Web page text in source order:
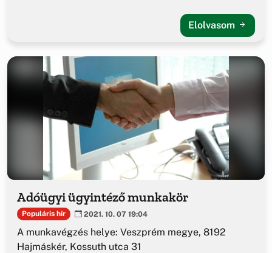
Elolvasom
Adóügyi ügyintéző munkakör
Populáris hír 2021. 10. 07 19:04
A munkavégzés helye: Veszprém megye, 8192
Hajmáskér, Kossuth utca 31